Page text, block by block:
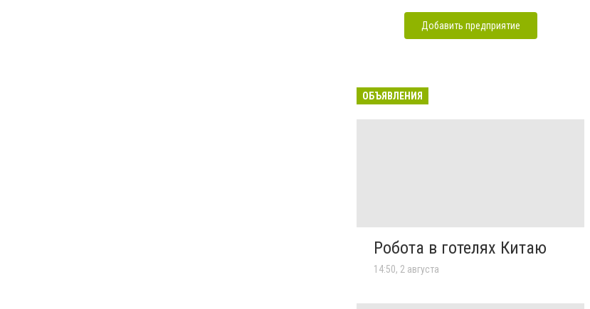
Добавить предприятие
ОБЪЯВЛЕНИЯ
Робота в готелях Китаю
14:50, 2 августа